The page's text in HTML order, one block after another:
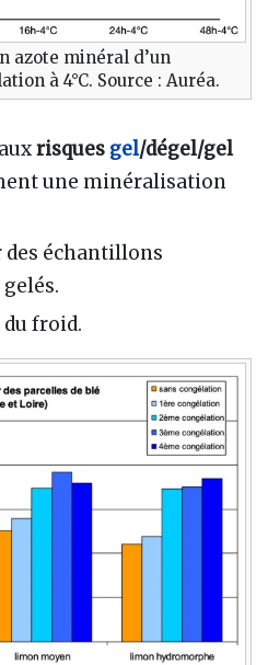
azote minéral d’un
à 4°C. Source : Auréa.
risques gel/dégel/gel
une minéralisation
des échantillons
du froid.